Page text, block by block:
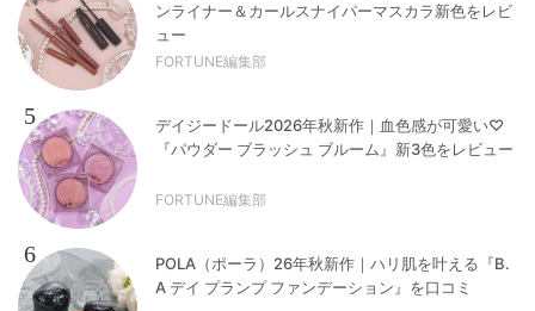
ンライナー＆カールスナイパーマスカラ新色をレビ
ュー
FORTUNE編集部
5
デイジードール2026年秋新作｜血色感が可愛い♡
『パウダー ブラッシュ ブルーム』新3色をレビュー
FORTUNE編集部
6
POLA（ポーラ）26年秋新作｜ハリ肌を叶える『B.
A デイ プランプ ファンデーション』を口コミ